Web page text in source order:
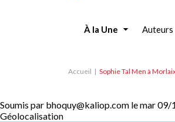
À la Une Auteurs
Accueil Sophie Tal Men à
Soumis par bhoquy@kaliop.com lemar 09/
Géolocalisation